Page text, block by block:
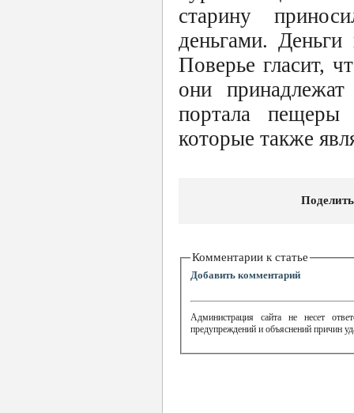
старину
деньгами.
Поверье гласит,
они
портала пещеры
которые также
Комментарии к статье
Добавить комментарий
Администрация сайта не несет
предупреждений и объяснений причин